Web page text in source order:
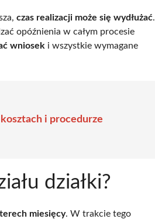
czas realizacji może się wydłużać.
opóźnienia w całym procesie
wniosek i wszystkie wymagane
kosztach i procedurze
działki?
miesięcy. W trakcie tego